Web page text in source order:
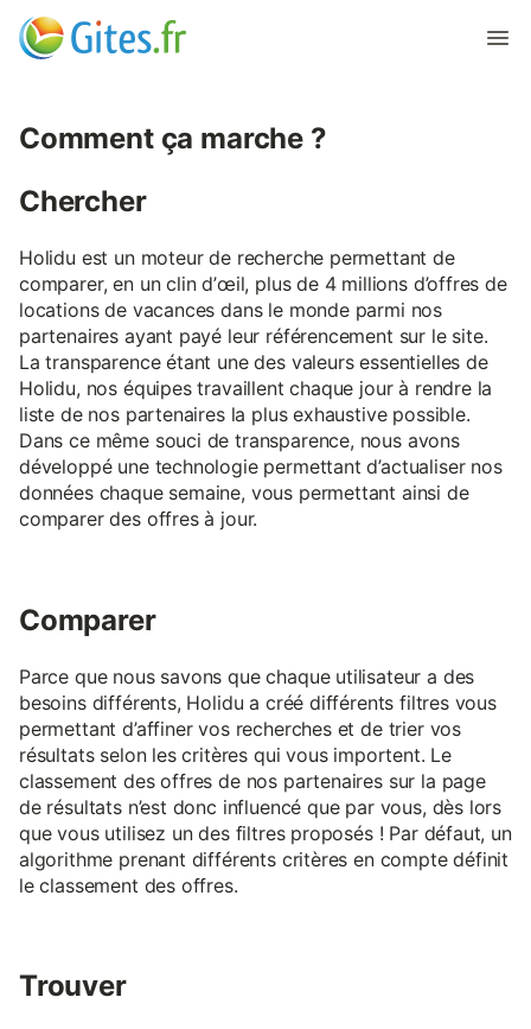
Comment ça marche ?
Chercher
Holidu est un moteur de recherche permettant de
comparer, en un clin d’œil, plus de 4 millions d’offres de
locations de vacances dans le monde parmi nos
partenaires ayant payé leur référencement sur le site.
La transparence étant une des valeurs essentielles de
Holidu, nos équipes travaillent chaque jour à rendre la
liste de nos partenaires la plus exhaustive possible.
Dans ce même souci de transparence, nous avons
développé une technologie permettant d’actualiser nos
données chaque semaine, vous permettant ainsi de
comparer des offres à jour.
Comparer
Parce que nous savons que chaque utilisateur a des
besoins différents, Holidu a créé différents filtres vous
permettant d’affiner vos recherches et de trier vos
résultats selon les critères qui vous importent. Le
classement des offres de nos partenaires sur la page
de résultats n’est donc influencé que par vous, dès lors
que vous utilisez un des filtres proposés ! Par défaut, un
algorithme prenant différents critères en compte définit
le classement des offres.
Trouver